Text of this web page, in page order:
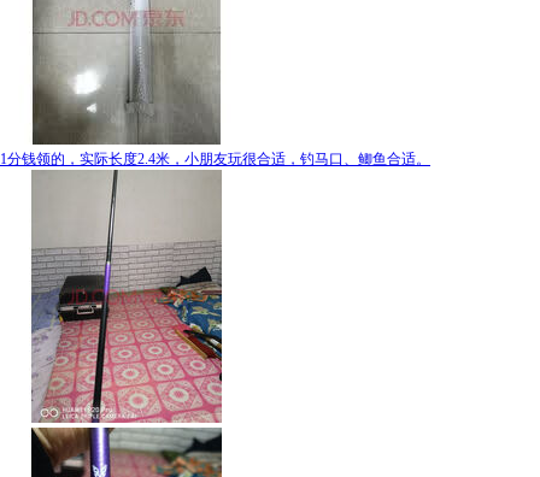
1分钱领的，实际长度2.4米，小朋友玩很合适，钓马口、鲫鱼合适。